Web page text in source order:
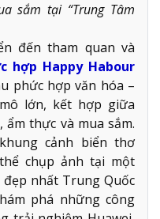
sắm tại “Trung Tâm
đến tham quan và
hợp Happy Habour
phức hợp văn hóa –
lớn, kết hợp giữa
thực và mua sắm.
cảnh biển thơ
chụp ảnh tại một
nhất Trung Quốc
phá những công